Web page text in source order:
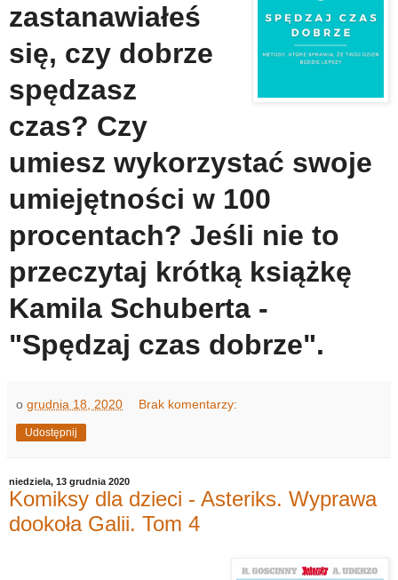
zastanawiałeś
się, czy dobrze
spędzasz
czas? Czy
umiesz wykorzystać swoje
umiejętności w 100
procentach? Jeśli nie to
przeczytaj krótką książkę
Kamila Schuberta -
"Spędzaj czas dobrze".
o grudnia 18, 2020 Brak komentarzy:
Udostępnij
niedziela, 13 grudnia 2020
Komiksy dla dzieci - Asteriks. Wyprawa
dookoła Galii. Tom 4